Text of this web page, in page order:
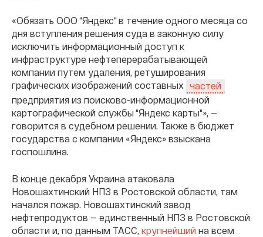
«Обязать ООО “Яндекс“ в течение одного месяца со
дня вступления решения суда в законную силу
исключить информационный доступ к
инфраструктуре нефтеперерабатывающей
компании путем удаления, ретуширования
графических изображений составных частей
предприятия из поисково-информационной
картографической службы “Яндекс карты“», —
говорится в судебном решении. Также в бюджет
государства с компании «Яндекс» взыскана
госпошлина.
В конце декабря Украина атаковала
Новошахтинский НПЗ в Ростовской области, там
начался пожар. Новошахтинский завод
нефтепродуктов — единственный НПЗ в Ростовской
области и, по данным ТАСС, крупнейший на всем